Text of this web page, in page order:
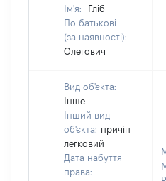
Ім'я:
Гліб
По батькові
(за наявності):
Олегович
Вид об'єкта:
Інше
Інший вид
об'єкта: причіп
легковий
Дата набуття
права: